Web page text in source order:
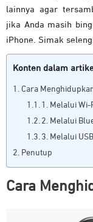
lainnya agar
jika Anda masih
iPhone. Simak
Konten dalam
Cara
1. Melalui Wi-
2. Melalui
3. Melalui USB
Penutup
Cara